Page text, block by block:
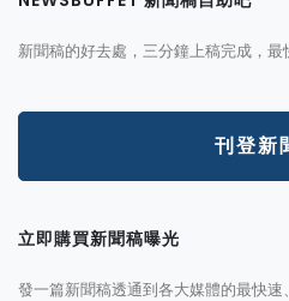
新聞稿的好去處，三分鐘上稿完成，最
刊登新
立即購買新聞稿曝光
發一篇新聞稿透通到各大媒體的最快速